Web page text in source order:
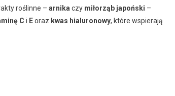
roślinne – arnika czy miłorząb japoński –
C i Eoraz kwas hialuronowy, które wspierają